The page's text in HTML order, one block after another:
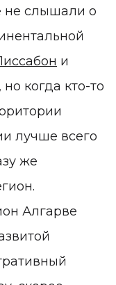
не слышали о
и
когда кто-то
лучше всего
же
Алгарве